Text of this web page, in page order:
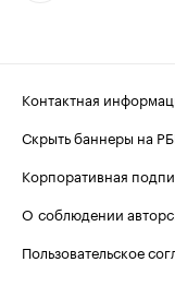
Контактная
Скрыть баннеры на
Корпоративная
О соблюдении
Пользовательское